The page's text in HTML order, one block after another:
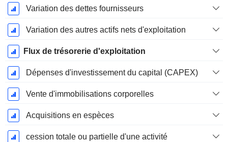
Variation des dettes fournisseurs
Variation des autres actifs nets d'exploitation
Flux de trésorerie d'exploitation
Dépenses d'investissement du capital (CAPEX)
Vente d'immobilisations corporelles
Acquisitions en espèces
cession totale ou partielle d'une activité